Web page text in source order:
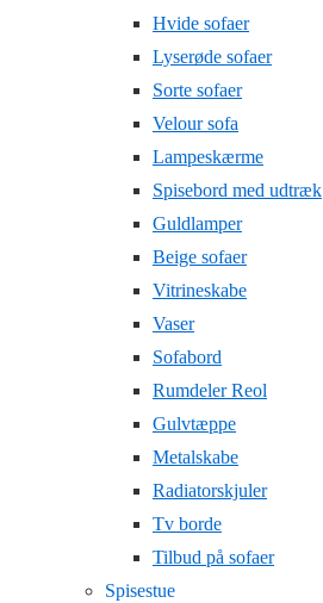
Hvide sofaer
Lyserøde sofaer
Sorte sofaer
Velour sofa
Lampeskærme
Spisebord med udtræk
Guldlamper
Beige sofaer
Vitrineskabe
Vaser
Sofabord
Rumdeler Reol
Gulvtæppe
Metalskabe
Radiatorskjuler
Tv borde
Tilbud på sofaer
Spisestue